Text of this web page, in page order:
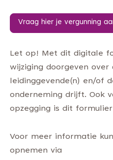
Vraag hier je vergunning
Let op! Met dit digitale
wijziging doorgeven over
leidinggevende(n) en/of
onderneming drijft. Ook
opzegging is dit
Voor meer informatie
opnemen via